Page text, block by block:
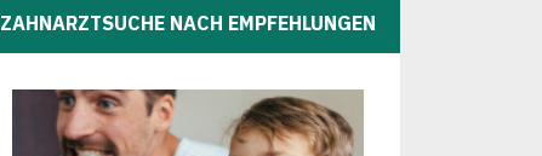
ZAHNARZTSUCHE NACH EMPFEHLUNGEN